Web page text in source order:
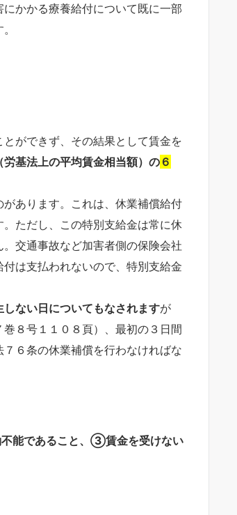
かかる療養給付について既に一部
ができず、その結果として賃金を
労基法上の平均賃金相当額）の ６
あります。これは、休業補償給付
ただし、この特別支給金は常に休
交通事故など加害者側の保険会社
は支払われないので、特別支給金
ない日についてもなされますが
８号１１０８頁）、最初の３日間
６条の休業補償を行わなければな
能であること、③賃金を受けない